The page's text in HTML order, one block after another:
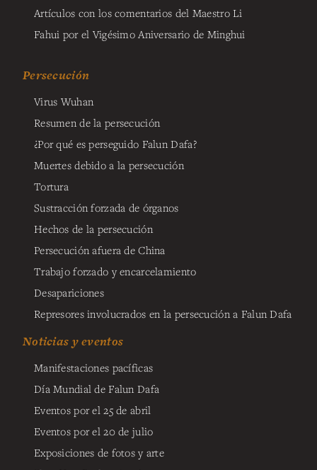
Artículos con los comentarios del Maestro Li
Fahui por el Vigésimo Aniversario de Minghui
Persecución
Virus Wuhan
Resumen de la persecución
¿Por qué es perseguido Falun Dafa?
Muertes debido a la persecución
Tortura
Sustracción forzada de órganos
Hechos de la persecución
Persecución afuera de China
Trabajo forzado y encarcelamiento
Desapariciones
Represores involucrados en la persecución a Falun Dafa
Noticias y eventos
Manifestaciones pacíficas
Día Mundial de Falun Dafa
Eventos por el 25 de abril
Eventos por el 20 de julio
Exposiciones de fotos y arte